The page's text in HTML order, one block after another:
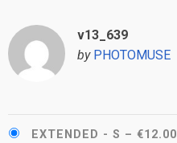
v13_639
by PHOTOMUSE
EXTENDED - S – €12.00